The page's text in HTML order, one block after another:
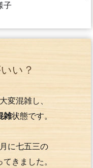
子
い？
変混雑し、
雑状態です。
に七五三の
きました。